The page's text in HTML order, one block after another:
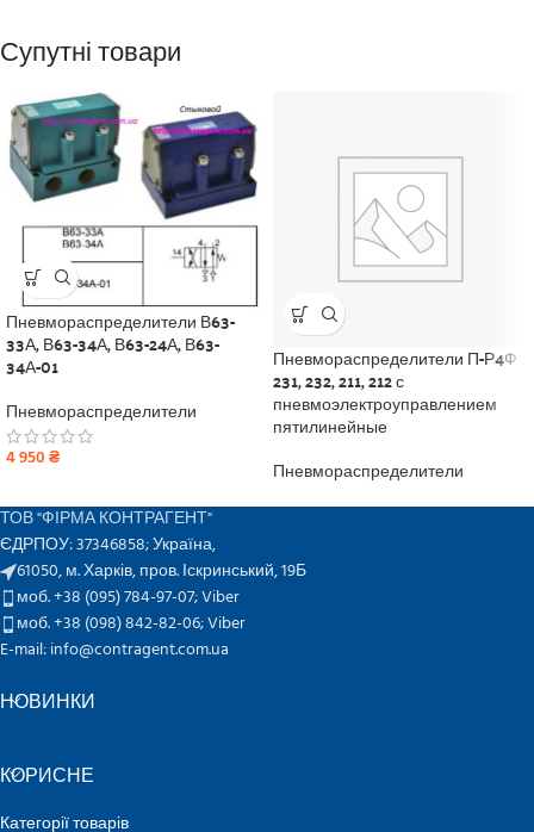
Супутні товари
Пневмораспределители В63-
33А, В63-34А, В63-24А, В63-
34А-01
Пневмораспределители
4 950₴
Пневмораспределители П-Р4Ф
231, 232, 211, 212 с
пневмоэлектроуправлением
пятилинейные
Пневмораспределители
ТОВ "ФІРМА КОНТРАГЕНТ"
ЄДРПОУ: 37346858; Україна,
61050, м. Харків, пров. Іскринський, 19Б
моб. +38 (095) 784-97-07;Viber
моб. +38 (098) 842-82-06;Viber
E-mail: info@contragent.com.ua
НОВИНКИ
КОРИСНЕ
Категорії товарів